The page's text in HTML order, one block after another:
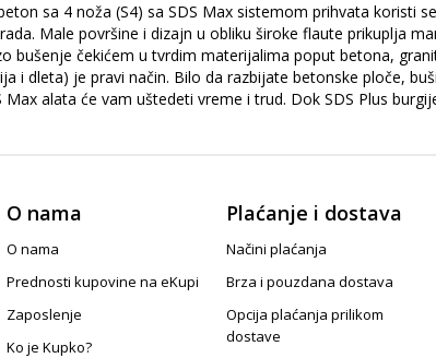
sa 4 noža (S4) sa SDS Max sistemom prihvata koristi
Male površine i dizajn u obliku široke flaute prikuplja
bušenje čekićem u tvrdim materijalima poput betona,
i dleta) je pravi način. Bilo da razbijate betonske ploče,
alata će vam uštedeti vreme i trud. Dok SDS Plus
O nama
O nama
Prednosti kupovine na eKupi
Zaposlenje
Ko je Kupko?
Plaćanje i dostava
Načini plaćanja
Brza i pouzdana dostava
Opcija plaćanja prilikom
dostave